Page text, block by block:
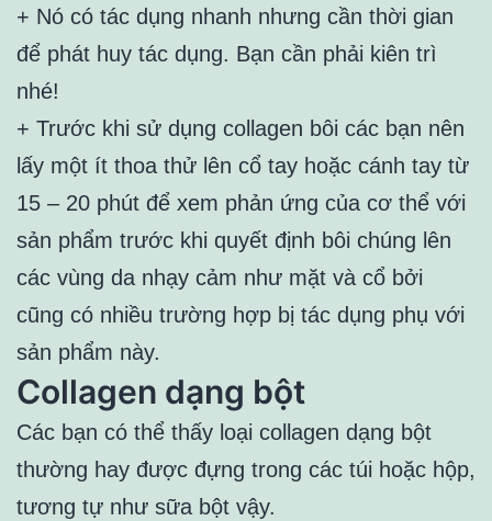
+ Nó có tác dụng nhanh nhưng cần thời gian
để phát huy tác dụng. Bạn cần phải kiên trì
nhé!
+ Trước khi sử dụng collagen bôi các bạn nên
lấy một ít thoa thử lên cổ tay hoặc cánh tay từ
15 – 20 phút để xem phản ứng của cơ thể với
sản phẩm trước khi quyết định bôi chúng lên
các vùng da nhạy cảm như mặt và cổ bởi
cũng có nhiều trường hợp bị tác dụng phụ với
sản phẩm này.
Collagen dạng bột
Các bạn có thể thấy loại collagen dạng bột
thường hay được đựng trong các túi hoặc hộp,
tương tự như sữa bột vậy.